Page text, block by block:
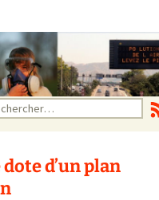
:
d’un plan